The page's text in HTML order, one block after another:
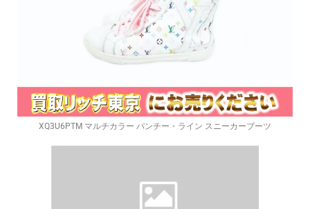
XQ3U6PTM マルチカラー パンチー・ライン スニーカーブーツ